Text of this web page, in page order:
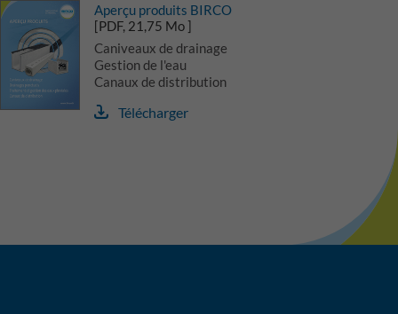
Aperçu produits BIRCO
[PDF, 21,75 Mo ]
Caniveaux de drainage
Gestion de l'eau
Canaux de distribution
Télécharger